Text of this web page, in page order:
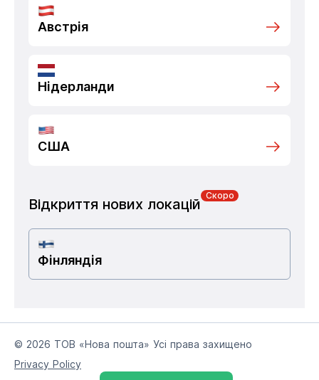
Австрія
Нідерланди
США
Відкриття нових локацій
Скоро
Фінляндія
© 2026 ТОВ «Нова пошта» Усі права захищено
Privacy Policy